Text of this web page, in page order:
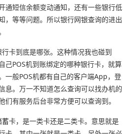
通短信余额变动通知，还有一些银行低
，等等问题。所以银行网银查询的进出
卡到底是哪张。这种情况我也碰到
己POS机到账绑定的哪种银行卡，就算
一般POS机都有自己的客户端App，登
息。万一不知道怎么查询可以找办机的
们有服务后台非常方便可以查询到。
卡，是一类卡还是二类卡。意思就是